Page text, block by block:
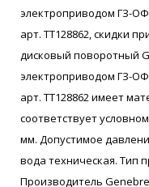
электроприводом ГЗ-ОФ-
арт. ТТ128862, скидки
дисковый поворотный
электроприводом ГЗ-ОФ-
арт. ТТ128862 имеет
соответствует
мм. Допустимое
вода техническая. Тип
Производитель